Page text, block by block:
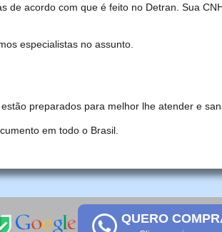
acordo com que é feito no Detran. Sua
especialistas no assunto.
preparados para melhor lhe atender e
em todo o Brasil.
QUERO